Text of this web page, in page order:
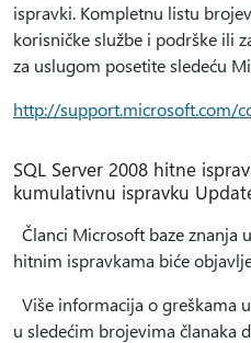
ispravki. Kompletnu listu
korisničke službe i podrške ili
za uslugom posetite sledeću
http://support.microsoft.com/
SQL Server 2008 hitne
kumulativnu ispravku
Članci Microsoft baze znanja
hitnim ispravkama biće
Više informacija o greškama
u sledećim brojevima članaka